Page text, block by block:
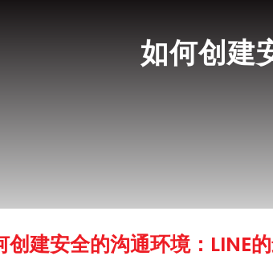
如何创建
创建安全的沟通环境：LINE